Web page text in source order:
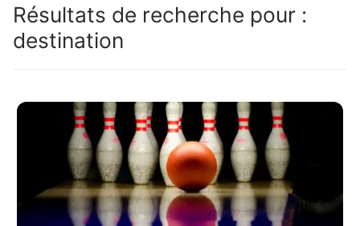
Résultats de recherche pour :
destination